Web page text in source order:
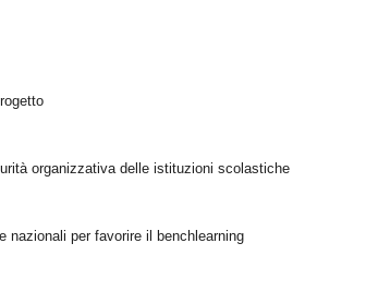
organizzativa delle istituzioni scolastiche
per favorire il benchlearning